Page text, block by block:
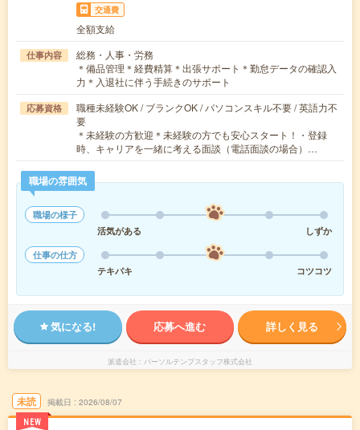
交通費
全額支給
仕事内容
総務・人事・労務
＊備品管理＊経費精算＊出張サポート＊勤怠データの確認入
力＊入退社に伴う手続きのサポート
応募資格
職種未経験OK / ブランクOK / パソコンスキル不要 / 英語力不
要
＊未経験の方歓迎＊未経験の方でも安心スタート！・登録
時、キャリアを一緒に考える面談（電話面談の場合）…
職場の雰囲気
職場の様子
活気がある
しずか
仕事の仕方
テキパキ
コツコツ
気になる! 応募へ進む 詳しく見る
派遣会社 パーソルテンプスタッフ株式会社
未読
NEW
掲載日 2026/08/07